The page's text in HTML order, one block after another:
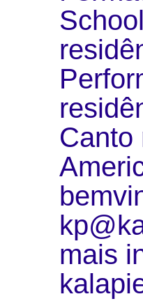
Canto
mais